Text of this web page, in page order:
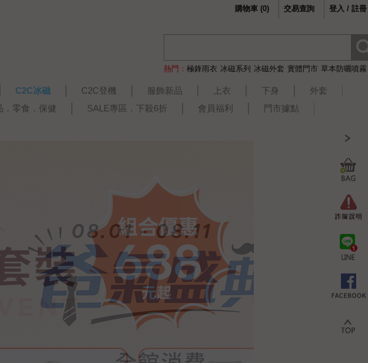
熱門： 極鋒雨衣 冰磁系列 冰磁外套 實體門市 草本防曬噴霧
C2C冰磁 C2C登機 服飾新品 上衣 下身
外套
．零食．保健 SALE專區．下殺6折 會員福利
門市據點
購物車 (0) 交易查詢 登入 / 註冊